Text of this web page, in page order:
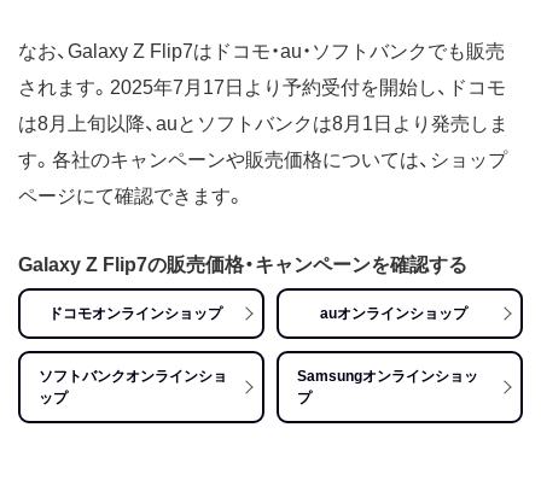
なお、Galaxy Z Flip7はドコモ・au・ソフトバンクでも販売
されます。2025年7月17日より予約受付を開始し、ドコモ
は8月上旬以降、auとソフトバンクは8月1日より発売しま
す。各社のキャンペーンや販売価格については、ショップ
ページにて確認できます。
Galaxy Z Flip7の販売価格・キャンペーンを確認する
ドコモオンラインショップ auオンラインショップ
ソフトバンクオンラインショ
ップ
Samsungオンラインショッ
プ